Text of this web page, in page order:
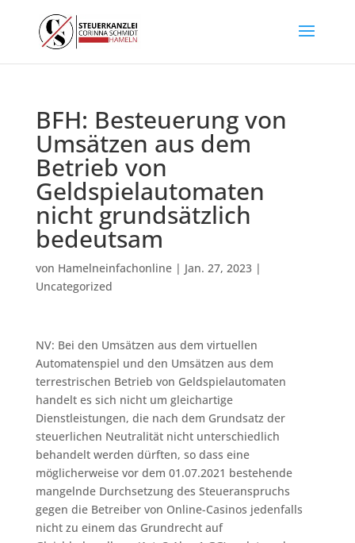
BFH: Besteuerung von
Umsätzen aus dem
Betrieb von
Geldspielautomaten
nicht grundsätzlich
bedeutsam
von Hamelneinfachonline| Jan. 27, 2023|
Uncategorized
NV: Bei den Umsätzen aus dem virtuellen
Automatenspiel und den Umsätzen aus dem
terrestrischen Betrieb von Geldspielautomaten
handelt es sich nicht um gleichartige
Dienstleistungen, die nach dem Grundsatz der
steuerlichen Neutralität nicht unterschiedlich
behandelt werden dürften, so dass eine
möglicherweise vor dem 01.07.2021 bestehende
mangelnde Durchsetzung des Steueranspruchs
gegen die Betreiber von Online-Casinos jedenfalls
nicht zu einem das Grundrecht auf